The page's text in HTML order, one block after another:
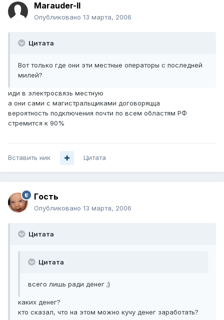
Marauder-II
Опубликовано 13 марта, 2006
Цитата
Вот только где они эти местные операторы с последней
милей?
иди в электросвязь местную
а они сами с магистральщиками договоряцца
вероятность подключения почти по всем областям РФ
стремится к 90%
Вставить ник Цитата
Гoсть
Опубликовано 13 марта, 2006
Цитата
Цитата
всего лишь ради денег ;)
каких денег?
кто сказал, что на этом можно кучу денег заработать?